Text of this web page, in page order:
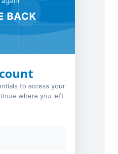
BACK
to access your
where you left